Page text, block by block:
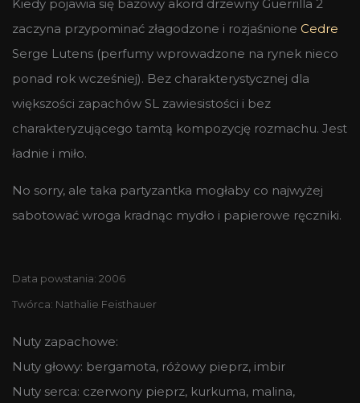
Kiedy pojawia się bazowy akord drzewny Guerrilla 2
zaczyna przypominać złagodzone i rozjaśnione Cedre
Serge Lutens (perfumy wprowadzone na rynek nieco
ponad rok wcześniej). Bez charakterystycznej dla
większości zapachów SL zawiesistości i bez
charakteryzującego tamtą kompozycję rozmachu. Jest
ładnie i miło.
No sorry, ale taka partyzantka mogłaby co najwyżej
sabotować wroga kradnąc mydło i papierowe ręczniki.
Data powstania: 2006
Twórca: Nathalie Feisthauer
Nuty zapachowe:
Nuty głowy: bergamota, różowy pieprz, imbir
Nuty serca: czerwony pieprz, kurkuma, malina,